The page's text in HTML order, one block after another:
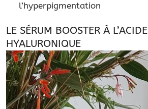
l’hyperpigmentation
LE SÉRUM BOOSTER À L’ACIDE
HYALURONIQUE